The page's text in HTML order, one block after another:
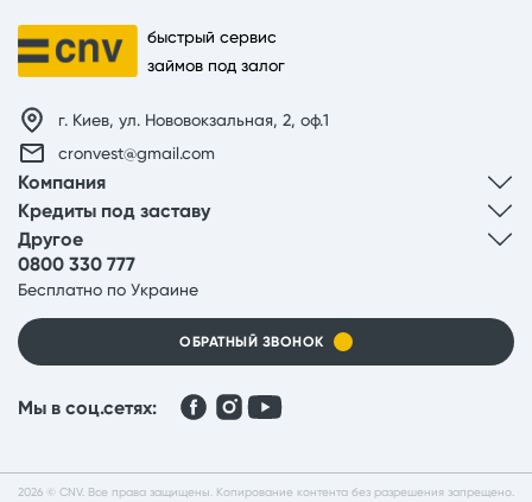
быстрый сервис
займов под залог
г. Киев, ул. Нововокзальная, 2, оф.1
cronvest@gmail.com
Компания
Кредиты под заставу
Другое
0800 330 777
Бесплатно по Украине
ОБРАТНЫЙ ЗВОНОК
Мы в соц.сетях:
2026 © CNV. Все права защищены. Копирование контента без разрешения запрещено.